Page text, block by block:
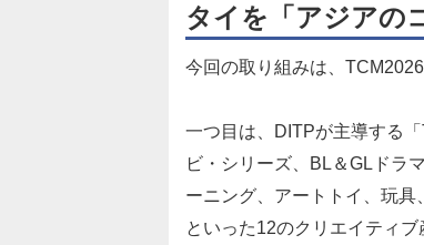
タイを「アジアの
今回の取り組みは、
一つ目は、DITPが主導する
ビ・シリーズ、BL＆GLドラ
ーニング、アートトイ、玩
といった12のクリエイティ